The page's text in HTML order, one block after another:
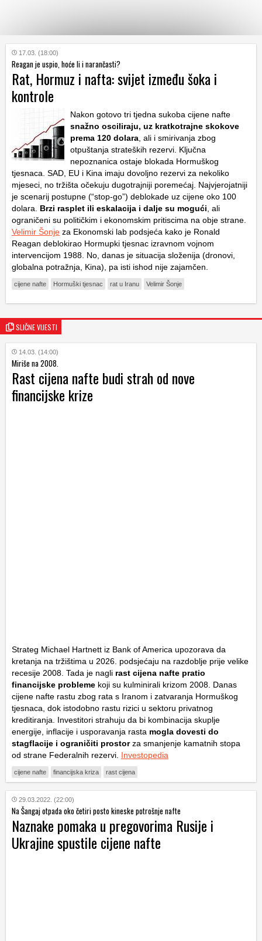
KATEGORIJE
HRVATSKI
WEB
17.03. (18:00)
Reagan je uspio, hoće li i narančasti?
Rat, Hormuz i nafta: svijet između šoka i
kontrole
Nakon gotovo tri tjedna sukoba cijene nafte
snažno osciliraju, uz kratkotrajne skokove
prema 120 dolara , ali i smirivanja zbog
otpuštanja strateških rezervi. Ključna
nepoznanica ostaje blokada Hormuškog
tjesnaca. SAD, EU i Kina imaju dovoljno rezervi za nekoliko
mjeseci, no tržišta očekuju dugotrajniji poremećaj. Najvjerojatniji
je scenarij postupne (“stop-go”) deblokade uz cijene oko 100
dolara.
Brzi rasplet ili eskalacija i dalje su mogući , ali
ograničeni su političkim i ekonomskim pritiscima na obje strane.
Velimir Šonje za Ekonomski lab podsjeća kako je Ronald
Reagan deblokirao Hormupki tjesnac izravnom vojnom
intervencijom 1988. No, danas je situacija složenija (dronovi,
globalna potražnja, Kina), pa isti ishod nije zajamčen.
cijene nafte Hormuški tjesnac rat u Iranu Velimir Šonje
SLIČNE VIJESTI
14.03. (14:00)
Miriše na 2008.
Rast cijena nafte budi strah od nove
financijske krize
Strateg Michael Hartnett iz Bank of America upozorava da
kretanja na tržištima u 2026. podsjećaju na razdoblje prije velike
recesije 2008 . Tada je nagli rast cijena nafte pratio
financijske probleme koji su kulminirali krizom 2008. Danas
cijene nafte rastu zbog rata s Iranom i zatvaranja Hormuškog
tjesnaca , dok istodobno rastu rizici u sektoru privatnog
kreditiranja. Investitori strahuju da bi kombinacija skuplje
energije, inflacije i usporavanja rasta mogla dovesti do
stagflacije i ograničiti prostorza smanjenje kamatnih stopa
od strane Federalnih rezervi Investopedia
cijene nafte financijska kriza rast cijena
29.03.2022. (22:00)
Na Šangaj otpada oko četiri posto kineske potrošnje nafte
Naznake pomaka u pregovorima Rusije i
Ukrajine spustile cijene nafte